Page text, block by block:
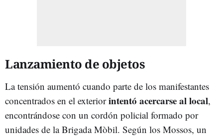
Lanzamiento de objetos
La tensión aumentó cuando parte de los manifestantes
concentrados en el exteriorintentó acercarse al local,
encontrándose con un cordón policial formado por
unidades de la Brigada Mòbil. Según los Mossos, un